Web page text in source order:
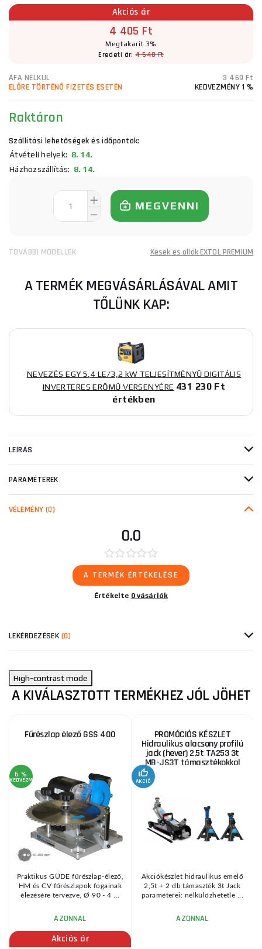
Akciós ár
4 405 Ft
Megtakarít 3%
Eredeti ár:4 540 Ft
ÁFA NÉLKÜL
3 469 Ft
ELŐRE TÖRTÉNŐ FIZETÉS ESETÉN
KEDVEZMÉNY 1 %
Raktáron
Szállítási lehetőségek és időpontok:
Átvételi helyek: 8. 14.
Házhozszállítás: 8. 14.
MEGVENNI
TOVÁBBI MODELLEK Kések és ollók EXTOL PREMIUM
A TERMÉK MEGVÁSÁRLÁSÁVAL AMIT
TŐLÜNK KAP:
NEVEZÉS EGY 5,4 LE/3,2 kW TELJESÍTMÉNYŰ DIGITÁLIS
INVERTERES ERŐMŰ VERSENYÉRE 431 230 Ft
értékben
LEÍRÁS
PARAMÉTEREK
VÉLEMÉNY (0)
0.0
A TERMÉK ÉRTÉKELÉSE
Értékelte 0 vásárlók
LEKÉRDEZÉSEK (0)
High-contrast mode
A KIVÁLASZTOTT TERMÉKHEZ JÓL JÖHET
Fűrészlap élező GSS 400
6 %
KEDVEZMÉNY
Praktikus GÜDE fűrészlap-élező,
HM és CV fűrészlapok fogainak
élezésére tervezve, Ø 90 - 4 ...
AZONNAL
Akciós ár
PROMÓCIÓS KÉSZLET
Hidraulikus alacsony profilú
jack (hever) 2,5t TA253 3t
MB-JS3T támasztékokkal
AKCIÓ
Akciókészlet hidraulikus emelő
2,5t + 2 db támaszték 3t Jack
paraméterei: nélkülözhetetle ...
AZONNAL